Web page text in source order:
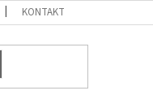
KONTAKT